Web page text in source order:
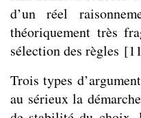
d’un réel
théoriquement très
sélection des règles [11
Trois types
au sérieux la